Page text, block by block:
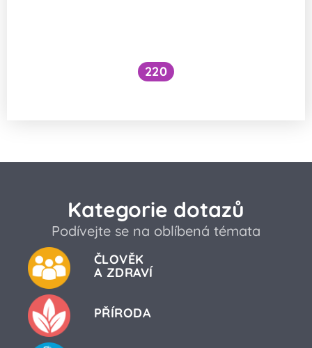
220
Kategorie dotazů
Podívejte se na oblíbená témata
ČLOVĚK
A ZDRAVÍ
PŘÍRODA